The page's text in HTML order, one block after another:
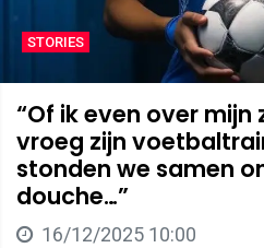
STORIES
“Of ik even over
vroeg zijn
stonden we samen
douche…”
16/12/2025 10:00